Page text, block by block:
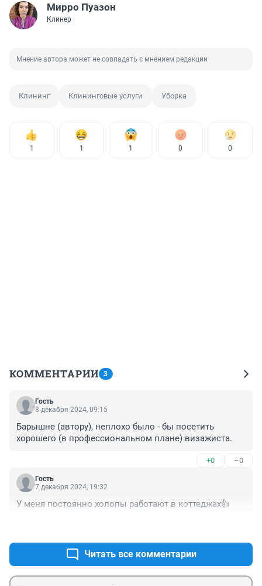
Мирро Пуазон
Клинер
Мнение автора может не совпадать с мнением редакции
Клининг Клининговые услуги Уборка
1 1 1 0 0
КОММЕНТАРИИ 3
Гость
8 декабря 2024, 09:15
Барышне (автору), неплохо было - бы посетить
хорошего (в профессиональном плане) визажиста.
+0 –0
Гость
7 декабря 2024, 19:32
У меня постоянно холопы работают в коттеджах👍
Читать все комментарии